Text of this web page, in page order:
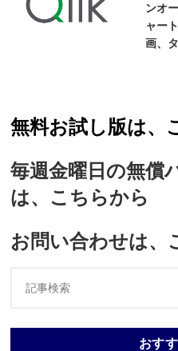
ンオ
ャー
画、
無料お試し版は、
毎週金曜日の無償
は、こちらから
お問い合わせは、
おす